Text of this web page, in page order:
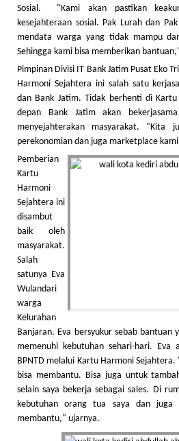
Sosial. "Kami akan pastikan
kesejahteraan sosial. Pak Lurah dan
mendata warga yang tidak mampu
Sehingga kami bisa memberikan
Pimpinan Divisi IT Bank Jatim Pusat Eko
Harmoni Sejahtera ini salah satu
dan Bank Jatim. Tidak berhenti di
depan Bank Jatim akan
menyejahterakan masyarakat. "Kita
perekonomian dan juga marketplace
Pemberian
Kartu
Harmoni
Sejahtera ini
disambut
baik oleh
masyarakat.
Salah
satunya Eva
Wulandari
warga
Kelurahan
Banjaran. Eva bersyukur sebab bantuan
memenuhi kebutuhan sehari-hari. Eva
BPNTD melalui Kartu Harmoni
bisa membantu. Bisa juga untuk
selain saya bekerja sebagai sales. Di
kebutuhan orang tua saya dan juga
membantu," ujarnya.